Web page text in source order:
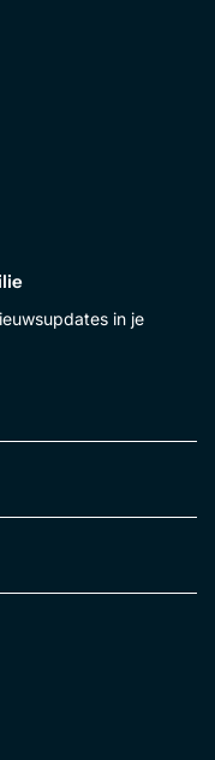
in je